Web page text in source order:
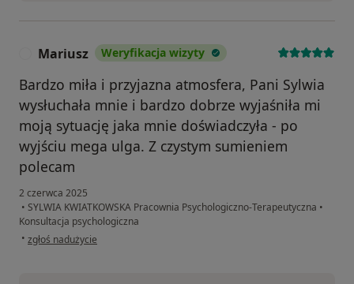
Mariusz Weryfikacja wizyty
Bardzo miła i przyjazna atmosfera, Pani Sylwia
wysłuchała mnie i bardzo dobrze wyjaśniła mi
moją sytuację jaka mnie doświadczyła - po
wyjściu mega ulga. Z czystym sumieniem
polecam
2 czerwca 2025
• SYLWIA KWIATKOWSKA Pracownia Psychologiczno-Terapeutyczna •
Konsultacja psychologiczna
• w opinii użytkownika Mariusz
zgłoś nadużycie